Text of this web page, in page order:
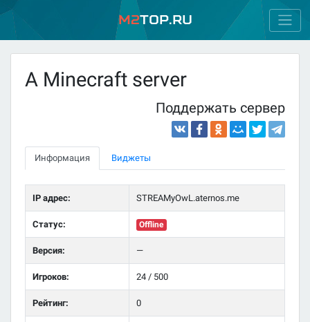
M2Top.ru
A Minecraft server
Поддержать сервер
Информация Виджеты
IP адрес: STREAMyOwL.aternos.me
Статус: Offline
Версия: —
Игроков: 24 / 500
Рейтинг: 0